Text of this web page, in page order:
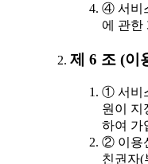
④ 서비
에 관한
제 6 조 (이
① 서비
원이 지
하여 가
② 이용
친권자(